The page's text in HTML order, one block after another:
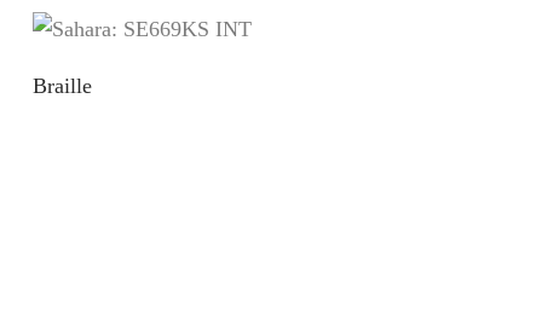
Braille